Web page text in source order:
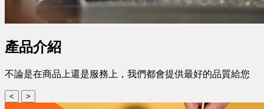
產品介紹
不論是在商品上還是服務上，我們都會提供最好的品質給您
< >